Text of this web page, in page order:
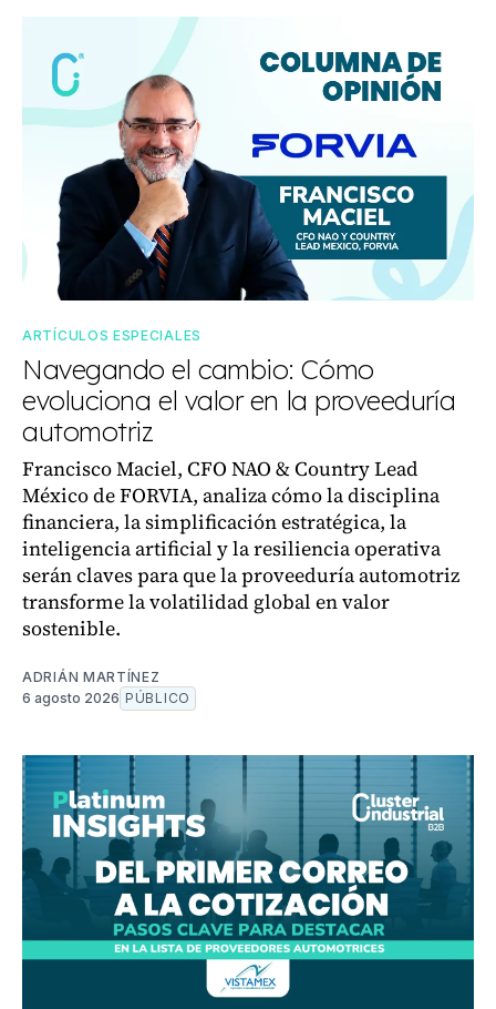
ARTÍCULOS ESPECIALES
Navegando el cambio: Cómo
evoluciona el valor en la proveeduría
automotriz
Francisco Maciel, CFO NAO & Country Lead
México de FORVIA, analiza cómo la disciplina
financiera, la simplificación estratégica, la
inteligencia artificial y la resiliencia operativa
serán claves para que la proveeduría automotriz
transforme la volatilidad global en valor
sostenible.
ADRIÁN MARTÍNEZ
6 agosto 2026 PÚBLICO